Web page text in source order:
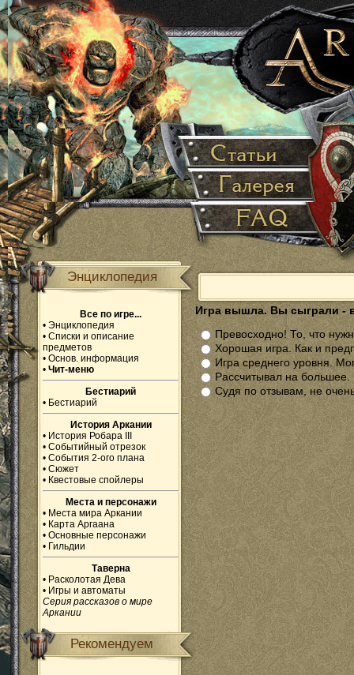
Энциклопедия
Все по игре...
• Энциклопедия
• Списки и описание
предметов
• Основ. информация
• Чит-меню
Бестиарий
• Бестиарий
История Аркании
• История Робара III
• Событийный отрезок
• События 2-ого плана
• Сюжет
• Квестовые спойлеры
Места и персонажи
• Места мира Аркании
• Карта Аргаана
• Основные персонажи
• Гильдии
Таверна
• Расколотая Дева
• Игры и автоматы
Серия рассказов о мире
Аркании
Рекомендуем
Игра вышла. Вы сыграли -
Превосходно! То, что
Хорошая игра. Как и
Игра среднего уровня.
Рассчитывал на большее.
Судя по отзывам, не